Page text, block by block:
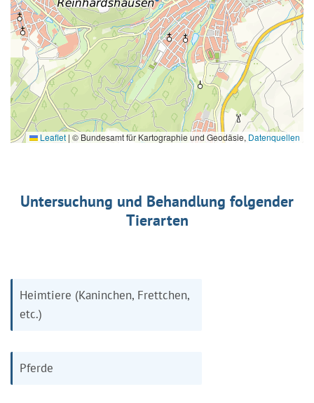
Leaflet | © Bundesamt für Kartographie und Geodäsie, Datenquellen
Untersuchung und Behandlung folgender
Tierarten
Heimtiere (Kaninchen, Frettchen,
etc.)
Pferde